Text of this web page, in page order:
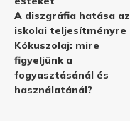
A diszgráfia hatása az
iskolai teljesítményre
Kókuszolaj: mire
figyeljünk a
fogyasztásánál és
használatánál?